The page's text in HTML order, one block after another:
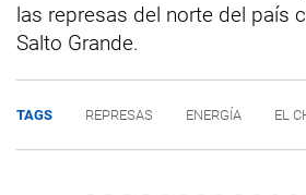
las represas del norte del país
Salto Grande.
TAGS REPRESAS ENERGÍA EL